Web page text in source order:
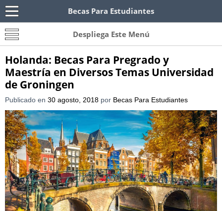
Becas Para Estudiantes
Becas Para Paraguayos
Oferta de becas para Paraguayos. Encuentra las
convocatorias y requisitos de becas para
Despliega Este Menú
Holanda: Becas Para Pregrado y
Maestría en Diversos Temas Universidad
de Groningen
Publicado en 30 agosto, 2018 por Becas Para Estudiantes